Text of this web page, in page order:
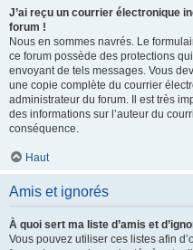
J’ai reçu un courrier électronique
forum !
Nous en sommes navrés. Le
ce forum possède des protections
envoyant de tels messages. Vous
une copie complète du courrier
administrateur du forum. Il est très
des informations sur l’auteur du
conséquence.
Haut
Amis et ignorés
À quoi sert ma liste d’amis et
Vous pouvez utiliser ces listes afin